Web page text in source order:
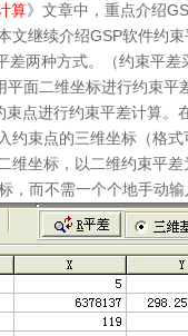
算》文章中，重点介绍
继续介绍GSP软件约束
两种方式。（约束平
面二维坐标进行约束平
点进行约束平差计算。
约束点的三维坐标（格
维坐标，以二维约束平
，而不需一个个地手动输